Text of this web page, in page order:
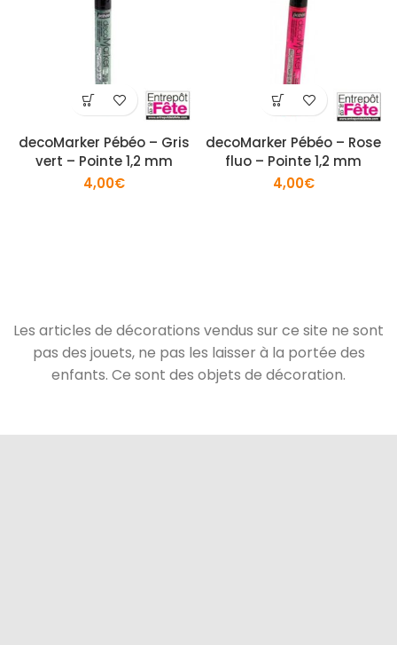
decoMarker Pébéo – Gris
vert – Pointe 1,2 mm
4,00€
decoMarker Pébéo – Rose
fluo – Pointe 1,2 mm
4,00€
Les articles de décorations vendus sur ce site ne sont
pas des jouets, ne pas les laisser à la portée des
enfants. Ce sont des objets de décoration.